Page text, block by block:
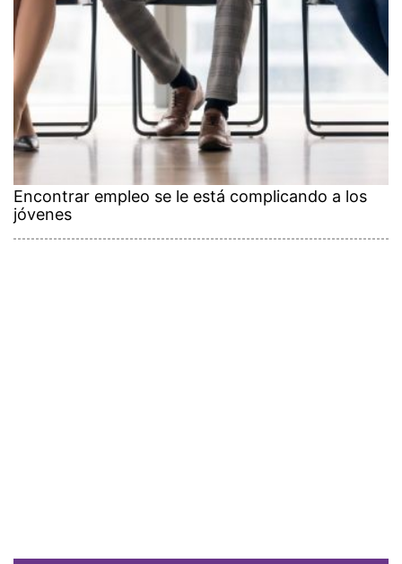
Encontrar empleo se le está complicando a los
jóvenes